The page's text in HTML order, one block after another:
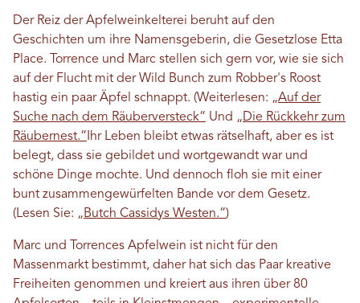
Der Reiz der Apfelweinkelterei beruht auf den
Geschichten um ihre Namensgeberin, die Gesetzlose Etta
Place. Torrence und Marc stellen sich gern vor, wie sie sich
auf der Flucht mit der Wild Bunch zum Robber's Roost
hastig ein paar Äpfel schnappt. (Weiterlesen: „Auf der
Suche nach dem Räuberversteck“ Und „Die Rückkehr zum
Räubernest.“ Ihr Leben bleibt etwas rätselhaft, aber es ist
belegt, dass sie gebildet und wortgewandt war und
schöne Dinge mochte. Und dennoch floh sie mit einer
bunt zusammengewürfelten Bande vor dem Gesetz.
(Lesen Sie: „Butch Cassidys Westen.“)
Marc und Torrences Apfelwein ist nicht für den
Massenmarkt bestimmt, daher hat sich das Paar kreative
Freiheiten genommen und kreiert aus ihren über 80